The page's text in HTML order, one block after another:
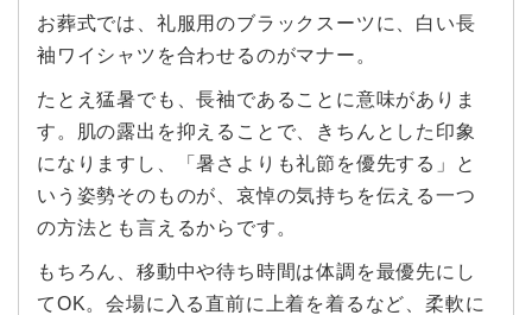
お葬式では、礼服用のブラックスーツに、白い長
袖ワイシャツを合わせるのがマナー。
たとえ猛暑でも、長袖であることに意味がありま
す。肌の露出を抑えることで、きちんとした印象
になりますし、「暑さよりも礼節を優先する」と
いう姿勢そのものが、哀悼の気持ちを伝える一つ
の方法とも言えるからです。
もちろん、移動中や待ち時間は体調を最優先にし
てOK。会場に入る直前に上着を着るなど、柔軟に